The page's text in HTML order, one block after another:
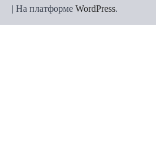
| На платформе WordPress.